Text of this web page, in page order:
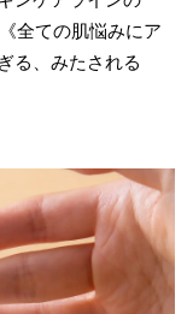
全ての肌悩みにア
る、みたされる